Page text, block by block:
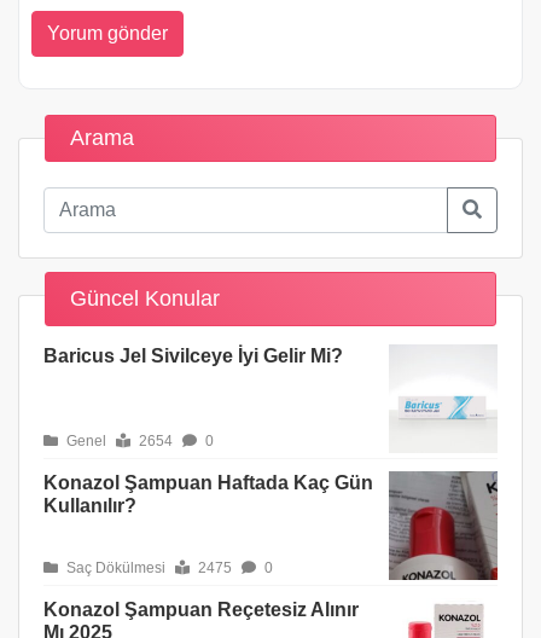
Arama
Güncel Konular
Baricus Jel Sivilceye İyi Gelir Mi?
Genel 2654 0
Konazol Şampuan Haftada Kaç Gün
Kullanılır?
Saç Dökülmesi 2475 0
Konazol Şampuan Reçetesiz Alınır
Mı 2025